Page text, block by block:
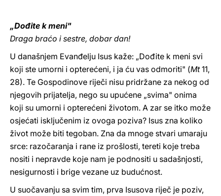
„Dođite k meni"
Draga braćo i sestre, dobar dan!
U današnjem Evanđelju Isus kaže: „Dođite k meni svi
koji ste umorni i opterećeni, i ja ću vas odmoriti" (Mt11,
28). Te Gospodinove riječi nisu pridržane za nekog od
njegovih prijatelja, nego su upućene „svima" onima
koji su umorni i opterećeni životom. A zar se itko može
osjećati isključenim iz ovoga poziva? Isus zna koliko
život može biti tegoban. Zna da mnoge stvari umaraju
srce: razočaranja i rane iz prošlosti, tereti koje treba
nositi i nepravde koje nam je podnositi u sadašnjosti,
nesigurnosti i brige vezane uz budućnost.
U suočavanju sa svim tim, prva Isusova riječ je poziv,